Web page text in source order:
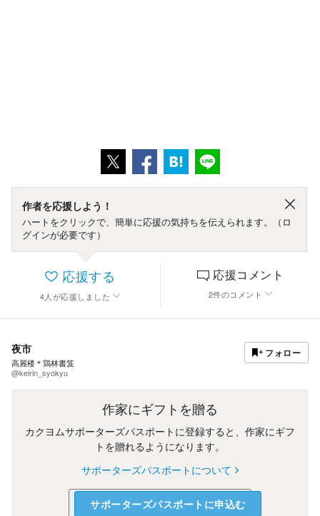
作者を応援しよう！
ハートをクリックで、簡単に応援の気持ちを伝えられます。（ロ
グインが必要です）
応援する
4 人 が応援しました
応援コメント
2件のコメント
夜市
高麗楼＊鶏林書笈
@keirin_syokyu
フォロー
作家にギフトを贈る
カクヨムサポーターズパスポートに登録すると、作家にギフ
トを贈れるようになります。
サポーターズパスポートについて
サポーターズパスポートに申込む